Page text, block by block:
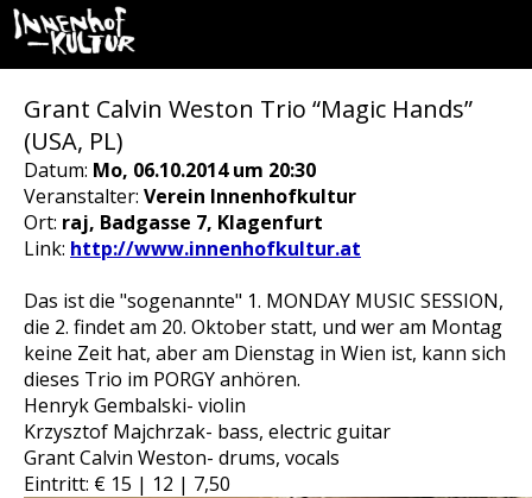
Grant Calvin Weston Trio “Magic Hands”
(USA, PL)
Datum: Mo, 06.10.2014 um 20:30
Veranstalter: Verein Innenhofkultur
Ort: raj, Badgasse 7, Klagenfurt
Link: http://www.innenhofkultur.at
Das ist die "sogenannte" 1. MONDAY MUSIC SESSION,
die 2. findet am 20. Oktober statt, und wer am Montag
keine Zeit hat, aber am Dienstag in Wien ist, kann sich
dieses Trio im PORGY anhören.
Henryk Gembalski- violin
Krzysztof Majchrzak- bass, electric guitar
Grant Calvin Weston- drums, vocals
Eintritt: € 15 | 12 | 7,50